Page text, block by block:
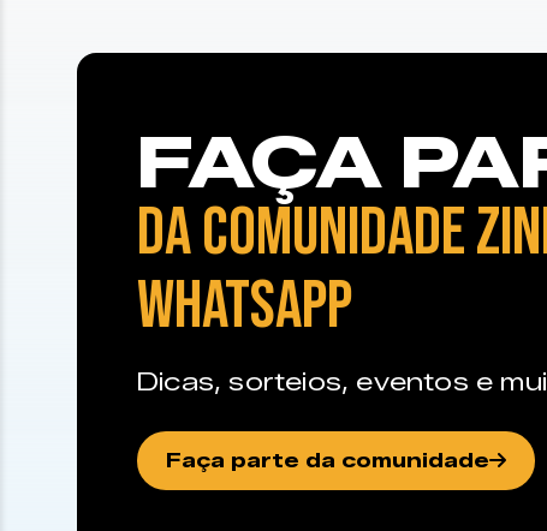
FAÇA
DA COMUNIDADE
WHATSAPP
Dicas, sorteios, eventos e
Faça parte da comunidade